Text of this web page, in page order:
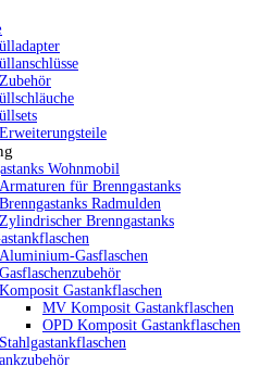
Zubehör
Erweiterungsteile
Wohnmobil
Armaturen für Brenngastanks
Brenngastanks Radmulden
Zylindrischer Brenngastanks
Aluminium-Gasflaschen
Gasflaschenzubehör
Komposit Gastankflaschen
MV Komposit Gastankflaschen
OPD Komposit Gastankflaschen
Stahlgastankflaschen